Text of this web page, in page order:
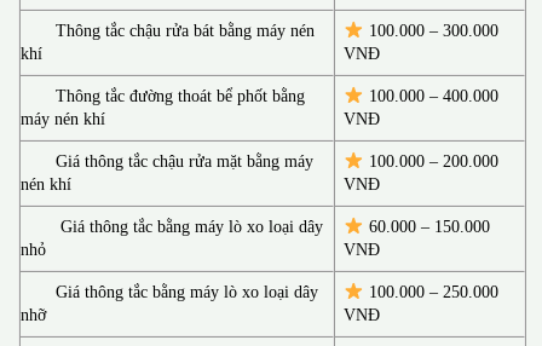
Thông tắc chậu rửa bát bằng máy nén
khí
100.000 – 300.000
VNĐ
Thông tắc đường thoát bể phốt bằng
máy nén khí
100.000 – 400.000
VNĐ
Giá thông tắc chậu rửa mặt bằng máy
nén khí
100.000 – 200.000
VNĐ
Giá thông tắc bằng máy lò xo loại dây
nhỏ
60.000 – 150.000
VNĐ
Giá thông tắc bằng máy lò xo loại dây
nhỡ
100.000 – 250.000
VNĐ